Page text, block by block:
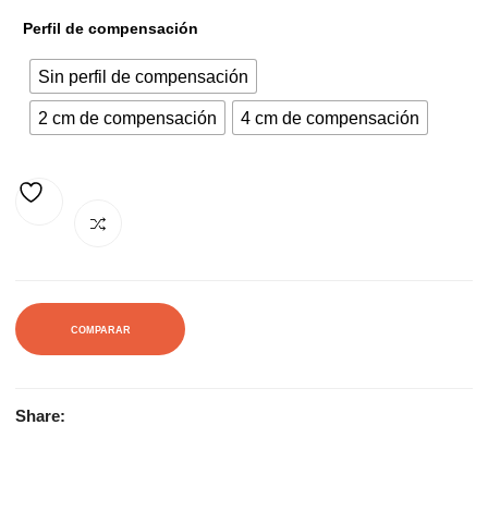
Perfil de compensación
Sin perfil de compensación
2 cm de compensación 4 cm de compensación
COMPARAR
Share: